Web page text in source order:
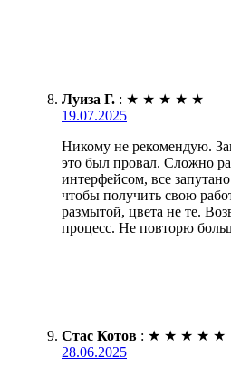
Луиза Г. : ★ ★ ★ ★ ★
19.07.2025
Никому не рекомендую.
это был провал. Сложно
интерфейсом, все
чтобы получить свою
размытой, цвета не те.
процесс. Не повторю
Стас Котов : ★ ★ ★ ★ ★
28.06.2025